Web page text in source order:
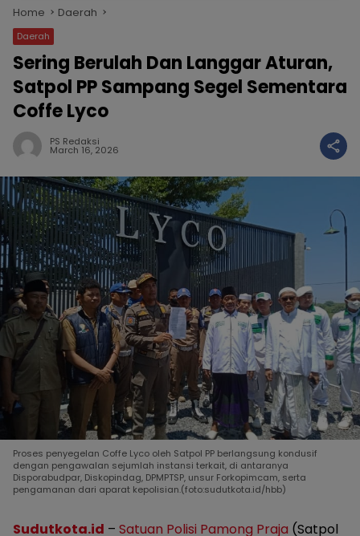
Home Daerah
Daerah
Sering Berulah Dan Langgar Aturan,
Satpol PP Sampang Segel Sementara
Coffe Lyco
PS Redaksi
March 16, 2026
Proses penyegelan Coffe Lyco oleh Satpol PP berlangsung kondusif
dengan pengawalan sejumlah instansi terkait, di antaranya
Disporabudpar, Diskopindag, DPMPTSP, unsur Forkopimcam, serta
pengamanan dari aparat kepolisian.(foto:sudutkota.id/hbb)
Sudutkota.id – Satuan Polisi Pamong Praja (Satpol